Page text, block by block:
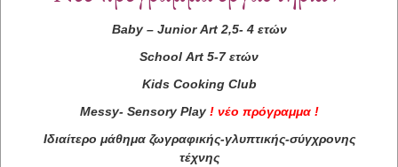
Baby– Junior Art2,5- 4 ετών
School Art 5-7 ετών
Kids Cooking Club
Messy- Sensory Play ! νέο πρόγραμμα !
Ιδιαίτερο μάθημα ζωγραφικής-γλυπτικής-σύγχρονης
τέχνης